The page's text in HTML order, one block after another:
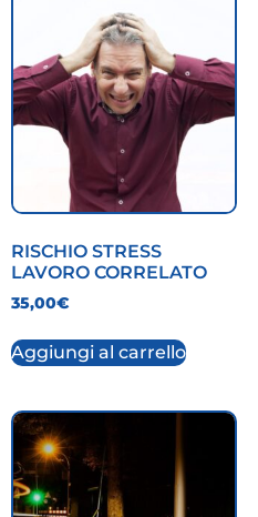
RISCHIO STRESS
LAVORO CORRELATO
35,00€
Aggiungi al carrello